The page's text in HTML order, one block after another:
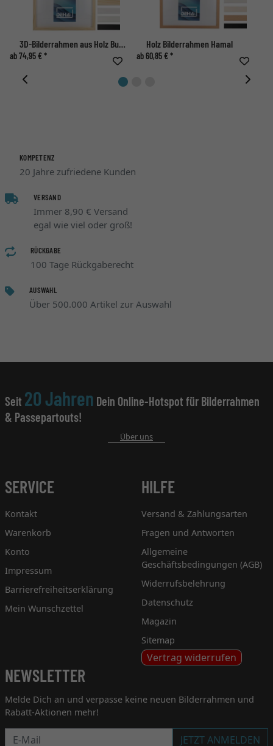
3D-Bilderrahmen aus Holz Bunda nach Maß
ab 74,95 € *
Holz Bilderrahmen Hamal
ab 60,85 € *
KOMPETENZ
20 Jahre zufriedene Kunden
VERSAND
Immer 8,90 € Versand
egal wie viel oder groß!
RÜCKGABE
100 Tage Rückgaberecht
AUSWAHL
Über 500.000 Artikel zur Auswahl
Seit 20 Jahren Dein Online-Hotspot für Bilderrahmen
& Passepartouts!
Über uns
SERVICE
Kontakt
Warenkorb
Konto
Impressum
Barrierefreiheitserklärung
Mein Wunschzettel
HILFE
Versand & Zahlungsarten
Fragen und Antworten
Allgemeine
Geschäftsbedingungen (AGB)
Widerrufsbelehrung
Datenschutz
Magazin
Sitemap
Vertrag widerrufen
NEWSLETTER
Melde Dich an und verpasse keine neuen Bilderrahmen und
Rabatt-Aktionen mehr!
Newsletter
JETZT ANMELDEN